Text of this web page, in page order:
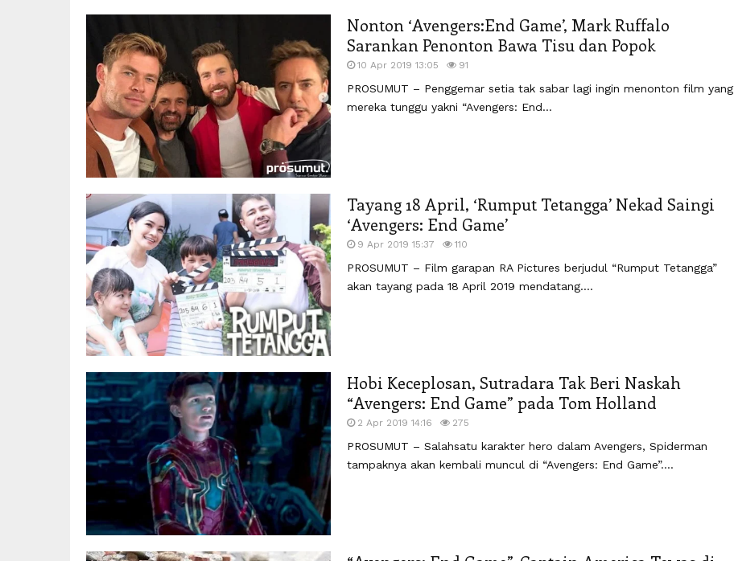
Nonton ‘Avengers:End Game’, Mark Ruffalo
Sarankan Penonton Bawa Tisu dan Popok
10 Apr 2019 13:05 91
PROSUMUT – Penggemar setia tak sabar lagi ingin menonton film yang
mereka tunggu yakni “Avengers: End...
Tayang 18 April, ‘Rumput Tetangga’ Nekad Saingi
‘Avengers: End Game’
9 Apr 2019 15:37 110
PROSUMUT – Film garapan RA Pictures berjudul “Rumput Tetangga”
akan tayang pada 18 April 2019 mendatang....
Hobi Keceplosan, Sutradara Tak Beri Naskah
“Avengers: End Game” pada Tom Holland
2 Apr 2019 14:16 275
PROSUMUT – Salahsatu karakter hero dalam Avengers, Spiderman
tampaknya akan kembali muncul di “Avengers: End Game”....